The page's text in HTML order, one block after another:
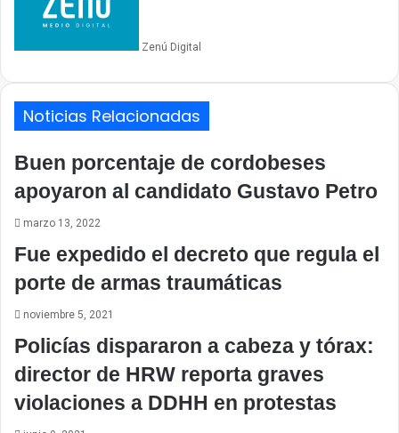
Zenú Digital
Noticias Relacionadas
Buen porcentaje de cordobeses
apoyaron al candidato Gustavo Petro
marzo 13, 2022
Fue expedido el decreto que regula el
porte de armas traumáticas
noviembre 5, 2021
Policías dispararon a cabeza y tórax:
director de HRW reporta graves
violaciones a DDHH en protestas